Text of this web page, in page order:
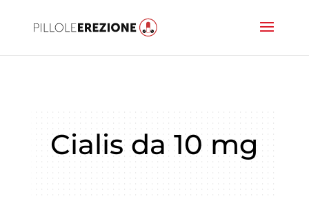
Cialis da 10 mg